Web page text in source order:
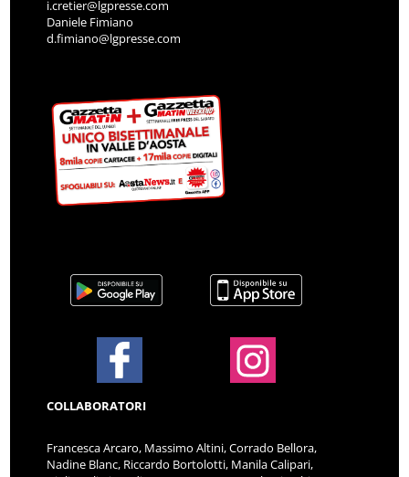
i.cretier@lgpresse.com
Daniele Fimiano
d.fimiano@lgpresse.com
COLLABORATORI
Francesca Arcaro, Massimo Altini, Corrado Bellora,
Nadine Blanc, Riccardo Bortolotti, Manila Calipari,